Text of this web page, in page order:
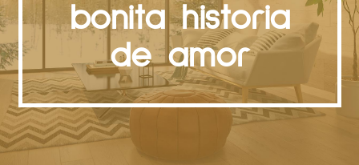
bonita historia
de amor